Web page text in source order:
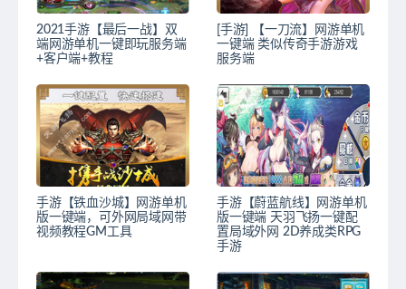
2021手游【最后一战】双
端网游单机一键即玩服务端
+客户端+教程
[手游] 【一刀流】网游单机
一键端 类似传奇手游游戏
服务端
手游【铁血沙城】网游单机
版一键端，可外网局域网带
视频教程GM工具
手游【蔚蓝航线】网游单机
版一键端 天羽飞扬一键配
置局域外网 2D养成类RPG
手游